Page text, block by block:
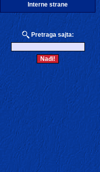
Interne strane
Pretraga sajta: